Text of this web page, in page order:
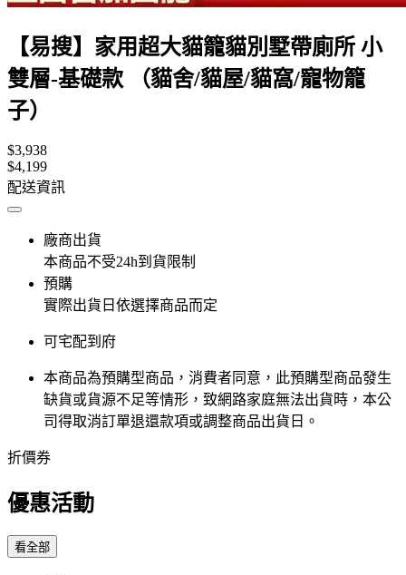
【易搜】家用超大貓籠貓別墅帶廁所 小
雙層-基礎款 （貓舍/貓屋/貓窩/寵物籠
子）
$3,938
$4,199
配送資訊
廠商出貨
本商品不受24h到貨限制
預購
實際出貨日依選擇商品而定
可宅配到府
本商品為預購型商品，消費者同意，此預購型商品發生
缺貨或貨源不足等情形，​致網路家庭無法出貨時，本公
司得取消訂單退還款項或調整商品出貨日。
折價券
優惠活動
看全部